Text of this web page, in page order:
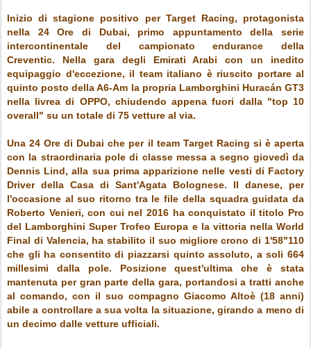
Inizio di stagione positivo per Target Racing, protagonista
nella 24 Ore di Dubai, primo appuntamento della serie
intercontinentale del campionato endurance della
Creventic. Nella gara degli Emirati Arabi con un inedito
equipaggio d'eccezione, il team italiano è riuscito portare al
quinto posto della A6-Am la propria Lamborghini Huracán GT3
nella livrea di OPPO, chiudendo appena fuori dalla "top 10
overall" su un totale di 75 vetture al via.
Una 24 Ore di Dubai che per il team Target Racing si è aperta
con la straordinaria pole di classe messa a segno giovedì da
Dennis Lind, alla sua prima apparizione nelle vesti di Factory
Driver della Casa di Sant'Agata Bolognese. Il danese, per
l'occasione al suo ritorno tra le file della squadra guidata da
Roberto Venieri, con cui nel 2016 ha conquistato il titolo Pro
del Lamborghini Super Trofeo Europa e la vittoria nella World
Final di Valencia, ha stabilito il suo migliore crono di 1'58"110
che gli ha consentito di piazzarsi quinto assoluto, a soli 664
millesimi dalla pole. Posizione quest'ultima che è stata
mantenuta per gran parte della gara, portandosi a tratti anche
al comando, con il suo compagno Giacomo Altoè (18 anni)
abile a controllare a sua volta la situazione, girando a meno di
un decimo dalle vetture ufficiali.